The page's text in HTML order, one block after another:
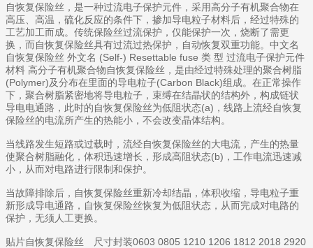
自恢复保险丝，是一种过流电子保护元件，采用高分子有机聚合物在
高压、高温，硫化反应的条件下，掺加导电粒子材料后，经过特殊的
工艺加工而成。传统保险丝过流保护，仅能保护一次，烧断了需更
换，而自恢复保险丝具有过流过热保护，自动恢复双重功能。中文名
自恢复保险丝 外文名 (Self-) Resettable fuse 类 型 过流电子保护元件
材料 高分子有机聚合物自恢复保险丝，是由经过特殊处理的聚合树脂
(Polymer)及分布在里面的导电粒子(Carbon Black)组成。在正常操作
下，聚合树脂紧密地将导电粒子，束缚在结晶状的结构外，构成链状
导电电通路，此时的自恢复保险丝为低阻状态(a)，线路上流经自恢复
保险丝的电流所产生的热能小，不会改变晶体结构。
当线路发生短路或过载时，流经自恢复保险丝的大电流，产生的热量
使聚合树脂融化，体积迅速增长，形成高阻状态(b)，工作电流迅速减
小，从而对电路进行限制和保护。
当故障排除后，自恢复保险丝重新冷却结晶，体积收缩，导电粒子重
新形成导电通路，自恢复保险丝恢复为低阻状态，从而完成对电路的
保护，无须人工更换。
贴片自恢复保险丝 尺寸封装0603 0805 1210 1206 1812 2018 2920